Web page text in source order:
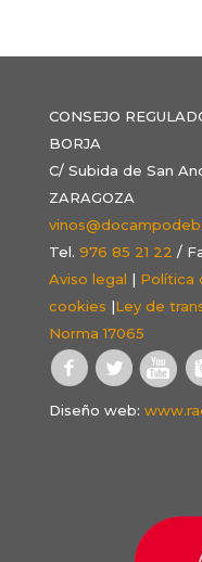
CONSEJO
BORJA
C/ Subida de San
ZARAGOZA
Tel. 976 85 21 22 /
Aviso legal | Política
cookies |Ley de
Norma 17065
Diseño web: